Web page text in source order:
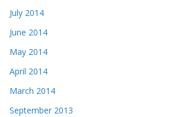
July 2014
June 2014
May 2014
April 2014
March 2014
September 2013